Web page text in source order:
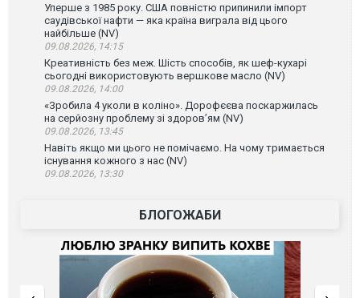
Уперше з 1985 року. США повністю припинили імпорт
саудівської нафти — яка країна виграла від цього
найбільше (NV)
09.08.2026, 14:15
Креативність без меж. Шість способів, як шеф-кухарі
сьогодні використовують вершкове масло (NV)
09.08.2026, 14:00
«Зробила 4 уколи в коліно». Дорофєєва поскаржилась
на серйозну проблему зі здоров’ям (NV)
09.08.2026, 13:45
Навіть якщо ми цього не помічаємо. На чому тримається
існування кожного з нас (NV)
09.08.2026, 13:30
БЛОГОЖАБИ